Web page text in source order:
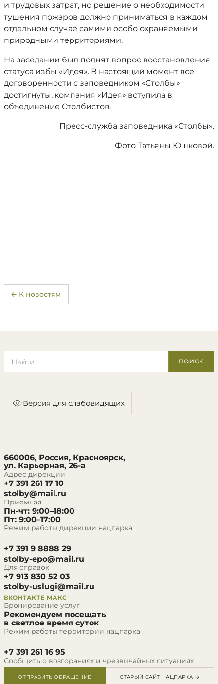
и трудовых затрат, но решение о необходимости
тушения пожаров должно приниматься в каждом
отдельном случае самими особо охраняемыми
природными территориями.
На заседании был поднят вопрос восстановления
статуса избы «Идея». В настоящий момент все
договоренности с заповедником «Столбы»
достигнуты, компания «Идея» вступила в
объединение Столбистов.
Пресс-служба заповедника «Столбы».
Фото Татьяны Юшковой.
← К новостям
ПОИСК
Версия для слабовидящих
660006, Россия, Красноярск,
ул. Карьерная, 26-а
Адрес дирекции
+7 391 261 17 10
stolby@mail.ru
Приёмная
Пн-чт: 9:00–18:00
Пт: 9:00–17:00
Режим работы дирекции нацпарка
+7 391 9 8888 29
stolby-epo@mail.ru
Для справок
+7 913 830 52 03
stolby-uslugi@mail.ru
ВКОНТАКТЕ МАКС
Бронирование услуг
Рекомендуем посещать
в светлое время суток
Режим работы территории нацпарка
+7 391 261 16 95
Сообщить о возгораниях и чрезвычайных ситуациях
ОТПРАВИТЬ ОБРАЩЕНИЕ СТАРЫЙ САЙТ НАЦПАРКА →